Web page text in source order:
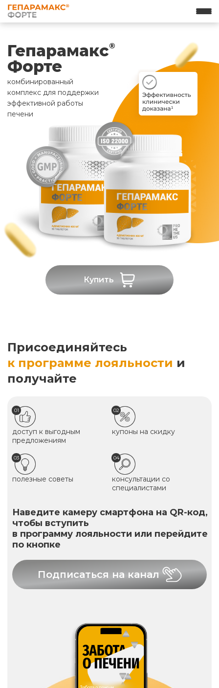
Гепарамакс®
Форте
комбинированный
комплекс для поддержки
эффективной работы
печени
Купить
Присоединяйтесь
к программе лояльности и
получайте
01
доступ к выгодным
предложениям
02
купоны на скидку
03
полезные советы
04
консультации со
специалистами
Наведите камеру смартфона на QR-код,
чтобы вступить
в программу лояльности или перейдите
по кнопке
Подписаться на канал